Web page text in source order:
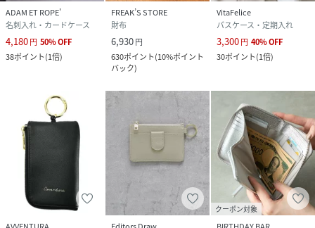
ADAM ET ROPE'
名刺入れ・カードケース
4,180円 50%OFF
38ポイント(1倍)
FREAK’S STORE
財布
6,930円
630ポイント(10%ポイント
バック)
VitaFelice
パスケース・定期入れ
3,300円 40%OFF
30ポイント(1倍)
クーポン対象